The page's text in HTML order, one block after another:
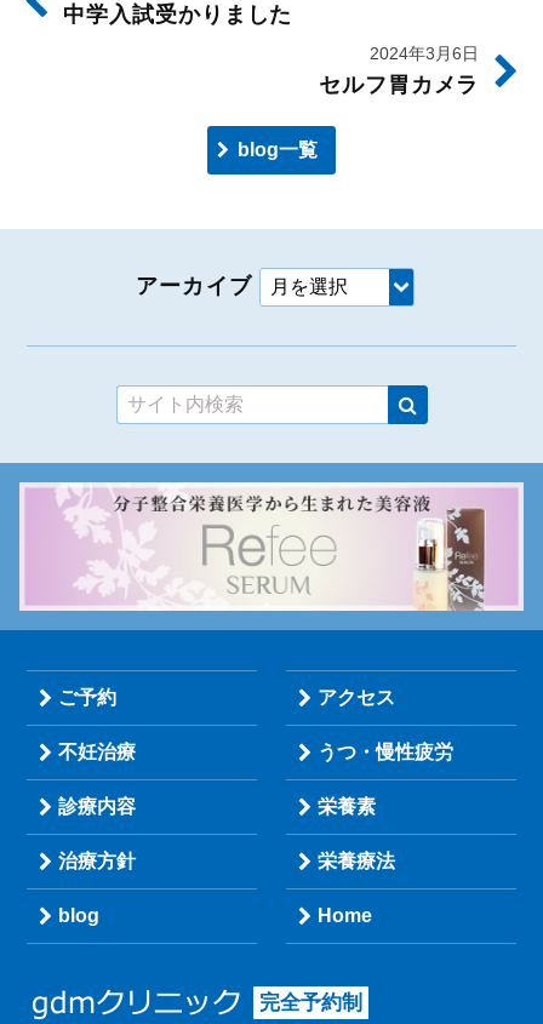
中学入試受かりました
2024年3月6日
セルフ胃カメラ
blog一覧
アーカイブ
ご予約 アクセス
不妊治療 うつ・慢性疲労
診療内容 栄養素
治療方針 栄養療法
blog Home
完全予約制